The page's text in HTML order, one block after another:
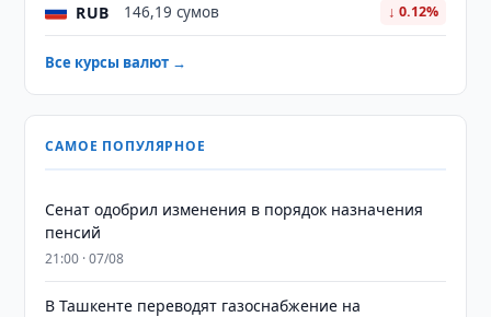
RUB 146,19 сумов ↓ 0.12%
Все курсы валют →
САМОЕ ПОПУЛЯРНОЕ
Сенат одобрил изменения в порядок назначения
пенсий
21:00 · 07/08
В Ташкенте переводят газоснабжение на